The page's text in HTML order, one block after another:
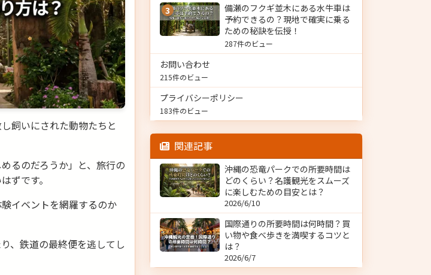
飼いにされた動物たちと
るのだろうか」と、旅行の
ずです。
イベントを網羅するのか
、鉄道の最終便を逃してし
3
備瀬のフクギ並木にある水牛車は
予約できるの？現地で確実に乗る
ための秘訣を伝授！
287件のビュー
お問い合わせ
215件のビュー
プライバシーポリシー
183件のビュー
関連記事
沖縄の恐竜パークでの所要時間は
どのくらい？名護観光をスムーズ
に楽しむための目安とは？
2026/6/10
国際通りの所要時間は何時間？買
い物や食べ歩きを満喫するコツと
は？
2026/6/7